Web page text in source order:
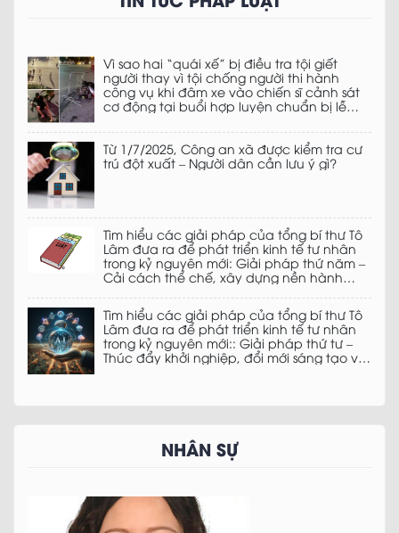
Vì sao hai “quái xế” bị điều tra tội giết
người thay vì tội chống người thi hành
công vụ khi đâm xe vào chiến sĩ cảnh sát
cơ động tại buổi hợp luyện chuẩn bị lễ
Từ 1/7/2025, Công an xã được kiểm tra cư
trú đột xuất – Người dân cần lưu ý gì?
Tìm hiểu các giải pháp của tổng bí thư Tô
Lâm đưa ra để phát triển kinh tế tư nhân
trong kỷ nguyên mới: Giải pháp thứ năm –
Cải cách thể chế, xây dựng nền hành
đất nước
Tìm hiểu các giải pháp của tổng bí thư Tô
Lâm đưa ra để phát triển kinh tế tư nhân
trong kỷ nguyên mới:: Giải pháp thứ tư –
Thúc đẩy khởi nghiệp, đổi mới sáng tạo và
NHÂN SỰ